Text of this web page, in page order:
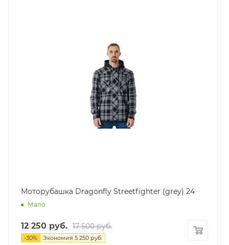
Моторубашка Dragonfly Streetfighter (grey) 24
Мало
12 250 руб. 17 500руб.
-30% Экономия 5 250 руб.